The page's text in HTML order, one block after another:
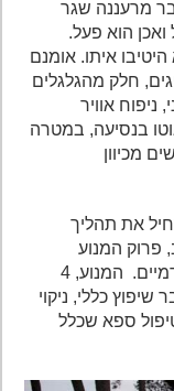
מרעננה שגר
הוא פעל.
שנים שלא היטיבו איתו. אומנם
חלק מהגלגלים
אוויר
בנסיעה, במטרה
את תהליך
המנוע
לגורמים, פרוק הדיפרנציאל והמתלים הקדמיים. המנוע, 4
סמ״ק, עבר שיפוץ כללי, ניקוי
ספא שכלל